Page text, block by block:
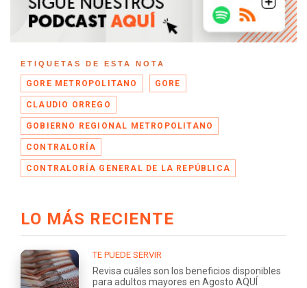
ETIQUETAS DE ESTA NOTA
GORE METROPOLITANO GORE
CLAUDIO ORREGO
GOBIERNO REGIONAL METROPOLITANO
CONTRALORÍA
CONTRALORÍA GENERAL DE LA REPÚBLICA
LO MÁS RECIENTE
TE PUEDE SERVIR
Revisa cuáles son los beneficios disponibles
para adultos mayores en Agosto AQUÍ